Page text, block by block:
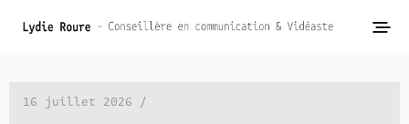
16 juillet 2026 /